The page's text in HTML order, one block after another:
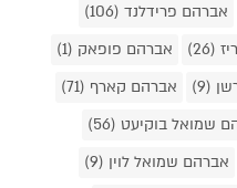
אברהם פרידלנד (106)
(26)
אברהם פופאק (1)
(9)
אברהם קארף (71)
שמואל בוקיעט (56)
אברהם שמואל לוין (9)